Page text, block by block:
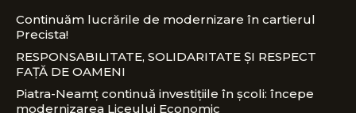
Continuăm lucrările de modernizare în cartierul
Precista!
RESPONSABILITATE, SOLIDARITATE ȘI RESPECT
FAȚĂ DE OAMENI
Piatra-Neamț continuă investițiile în școli: începe
modernizarea Liceului Economic